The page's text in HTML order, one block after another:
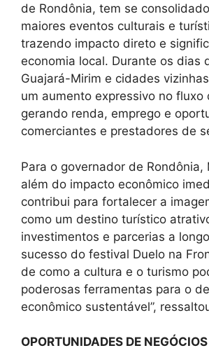
de Rondônia, tem se
maiores eventos culturais e
trazendo impacto direto e
economia local. Durante os dias
Guajará-Mirim e cidades
um aumento expressivo no fluxo
gerando renda, emprego e
comerciantes e prestadores de
Para o governador de Rondônia,
além do impacto econômico
contribui para fortalecer a
como um destino turístico
investimentos e parcerias a
sucesso do festival Duelo na
de como a cultura e o turismo
poderosas ferramentas para o
econômico sustentável”,
OPORTUNIDADES DE NEGÓCIOS